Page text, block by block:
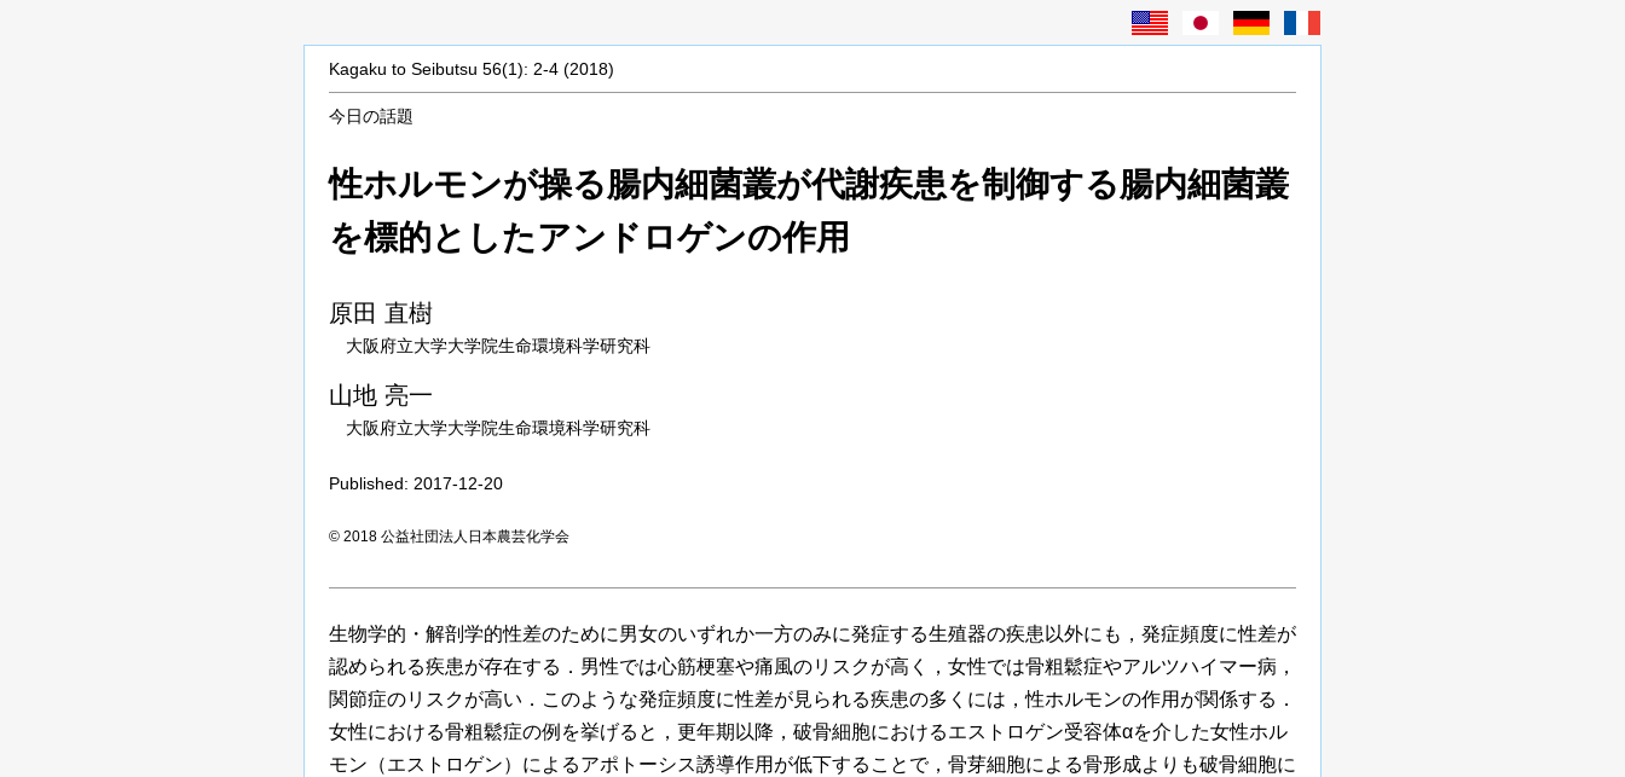
Kagaku to Seibutsu 56(1): 2-4 (2018)
今日の話題
性ホルモンが操る腸内細菌叢が代謝疾患を制御する腸内細菌叢
を標的としたアンドロゲンの作用
原田 直樹
大阪府立大学大学院生命環境科学研究科
山地 亮一
大阪府立大学大学院生命環境科学研究科
Published: 2017-12-20
© 2018 公益社団法人日本農芸化学会
生物学的・解剖学的性差のために男女のいずれか一方のみに発症する生殖器の疾患以外にも，発症頻度に性差が
認められる疾患が存在する．男性では心筋梗塞や痛風のリスクが高く，女性では骨粗鬆症やアルツハイマー病，
関節症のリスクが高い．このような発症頻度に性差が見られる疾患の多くには，性ホルモンの作用が関係する．
女性における骨粗鬆症の例を挙げると，更年期以降，破骨細胞におけるエストロゲン受容体αを介した女性ホル
モン（エストロゲン）によるアポトーシス誘導作用が低下することで，骨芽細胞による骨形成よりも破骨細胞に